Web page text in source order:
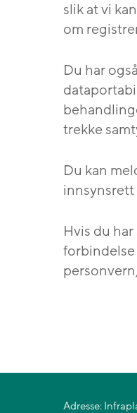
slik at vi
om
Du har
trekke
Du kan
innsynsrett
Hvis du
Adresse: